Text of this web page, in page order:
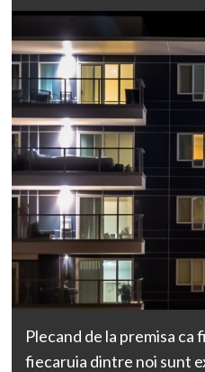
Plecand de la premisa
fiecaruia dintre noi sunt